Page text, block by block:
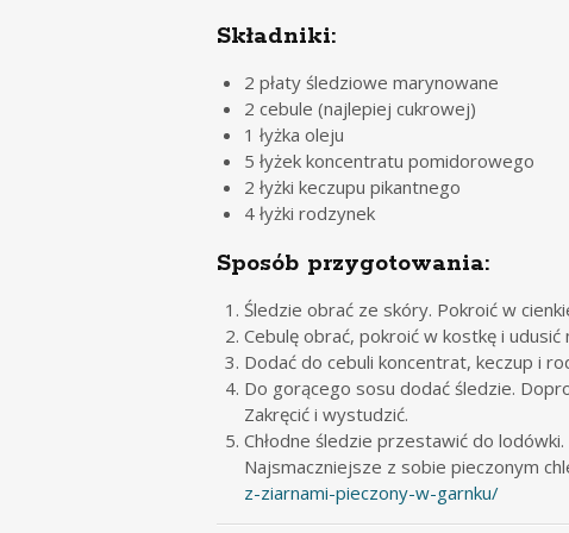
Składniki:
2 płaty śledziowe marynowane
2 cebule (najlepiej cukrowej)
1 łyżka oleju
5 łyżek koncentratu pomidorowego
2 łyżki keczupu pikantnego
4 łyżki rodzynek
Sposób przygotowania:
Śledzie obrać ze skóry. Pokroić w
Cebulę obrać, pokroić w kostkę i udusić
Dodać do cebuli koncentrat, keczup i
Do gorącego sosu dodać śledzie.
Zakręcić i wystudzić.
Chłodne śledzie przestawić do
Najsmaczniejsze z sobie pieczonym
z-ziarnami-pieczony-w-garnku/